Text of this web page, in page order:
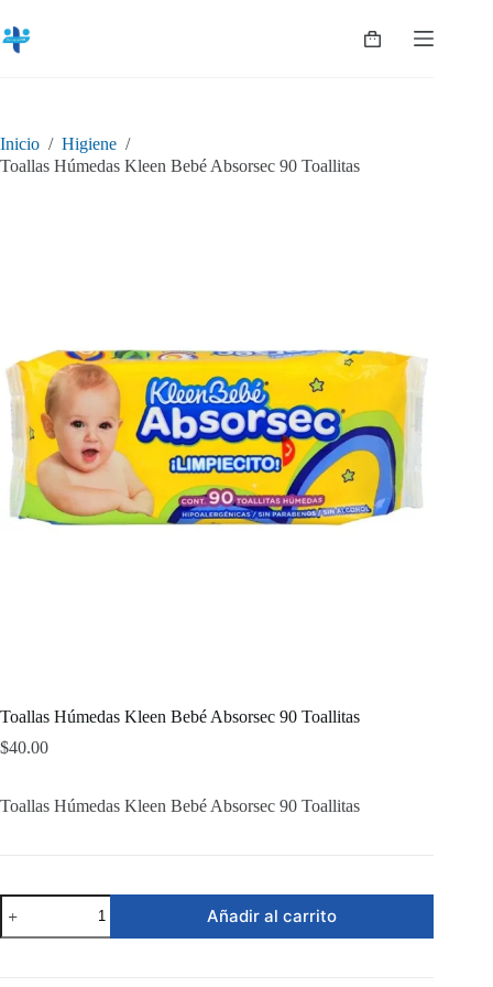
al
contenido
Shopping
Inicio / Higiene /
Toallas Húmedas Kleen Bebé Absorsec 90 Toallitas
Toallas Húmedas Kleen Bebé Absorsec 90 Toallitas
$40.00
Toallas Húmedas Kleen Bebé Absorsec 90 Toallitas
Toallas
Húmedas
Kleen
Añadir al carrito